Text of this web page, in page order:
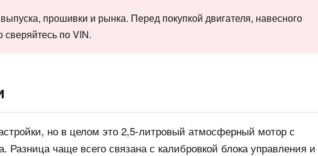
прошивки и рынка. Перед покупкой двигателя, навесного
сверяйтесь по VIN.
но в целом это 2,5-литровый атмосферный мотор с
чаще всего связана с калибровкой блока управления и